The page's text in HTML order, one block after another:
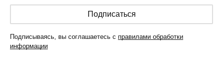
Подписаться
Подписываясь, вы соглашаетесь с правилами обработки
информации